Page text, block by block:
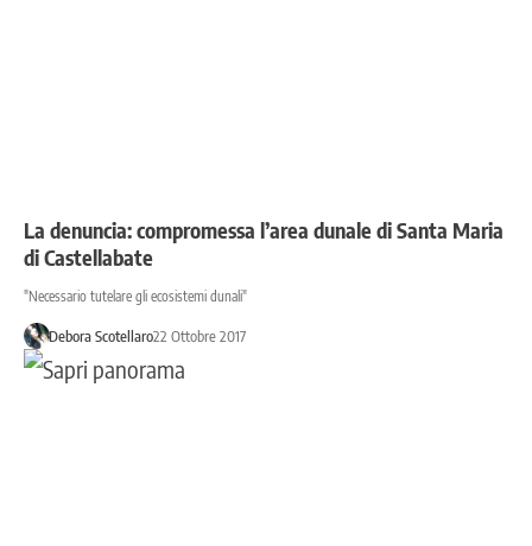
La denuncia: compromessa l’area dunale di Santa Maria
di Castellabate
"Necessario tutelare gli ecosistemi dunali"
Debora Scotellaro22 Ottobre 2017